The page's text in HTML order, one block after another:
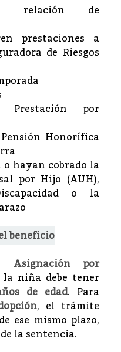
relación de
prestaciones a
de Riesgos
por
Honorífica
o hayan cobrado la
por Hijo (AUH),
o la
beneficio
Asignación por
niña debe tener
de edad. Para
, el trámite
ese mismo plazo,
la sentencia.